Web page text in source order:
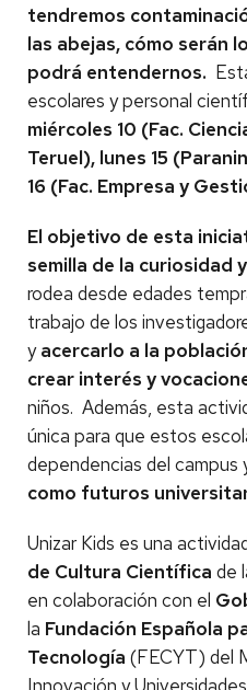
tendremos
las abejas, cómo serán
podrá entendernos.
escolares y personal
miércoles 10 (Fac.
Teruel), lunes 15
16 (Fac. Empresa y
El objetivo de esta
semilla de la curiosidad
rodea desde edades
trabajo de los
yacercarlo a la
crear interés y
niños. Además, esta
única para que estos
dependencias del campus
como futuros
Unizar Kids es una
de Cultura Científica de
en colaboración con el
la Fundación Española
Tecnología (FECYT) del